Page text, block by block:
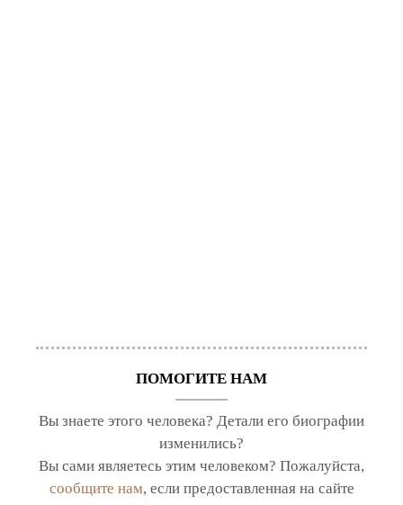
ПОМОГИТЕ НАМ
Вы знаете этого человека? Детали его биографии
изменились?
Вы сами являетесь этим человеком? Пожалуйста,
сообщите нам, если предоставленная на сайте